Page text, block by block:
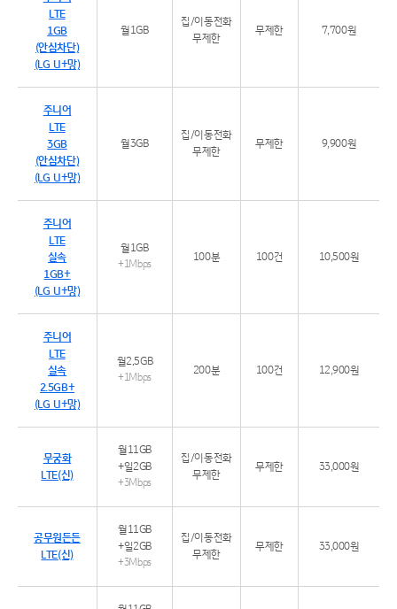
LTE
1GB
(안심차단)
(LG U+망)
월1GB
집/이동전화
무제한
무제한 7,700원
주니어
LTE
3GB
(안심차단)
(LG U+망)
월3GB
집/이동전화
무제한
무제한 9,900원
주니어
LTE
실속
1GB+
(LG U+망)
월1GB
+1Mbps
100분 100건 10,500원
주니어
LTE
실속
2.5GB+
(LG U+망)
월2.5GB
+1Mbps
200분 100건 12,900원
무궁화
LTE(신)
월11GB
+일2GB
+3Mbps
집/이동전화
무제한
무제한 33,000원
공무원든든
LTE(신)
월11GB
+일2GB
+3Mbps
집/이동전화
무제한
무제한 33,000원